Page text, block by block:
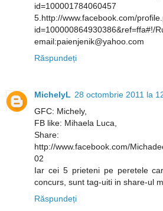
id=100001784060457
5.http://www.facebook.com/
id=100000864930386&ref=ffa#!/
email:paienjenik@yahoo.com
Răspundeți
MichelyL 28 octombrie 2011 la
GFC: Michely,
FB like: Mihaela Luca,
Share:
http://www.facebook.com/
02
Iar cei 5 prieteni pe peretele
concurs, sunt tag-uiti in share-ul
Răspundeți